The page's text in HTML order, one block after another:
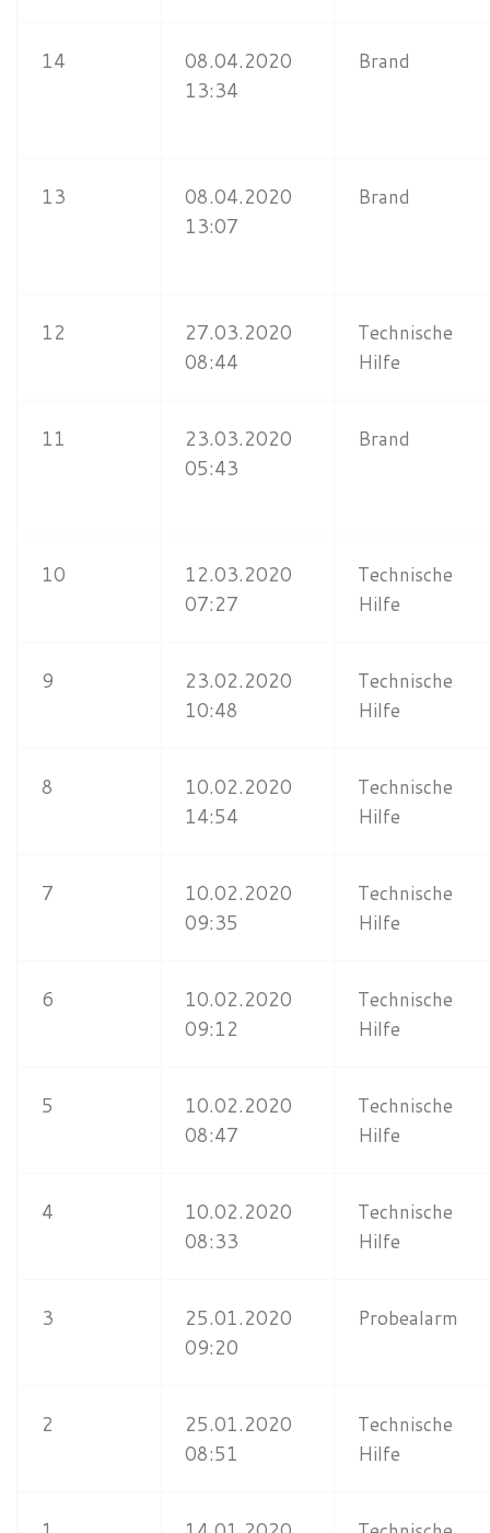
14
08.04.2020
13:34
Brand
13
08.04.2020
13:07
Brand
12
27.03.2020
08:44
Technische
Hilfe
11
23.03.2020
05:43
Brand
10
12.03.2020
07:27
Technische
Hilfe
9
23.02.2020
10:48
Technische
Hilfe
8
10.02.2020
14:54
Technische
Hilfe
7
10.02.2020
09:35
Technische
Hilfe
6
10.02.2020
09:12
Technische
Hilfe
5
10.02.2020
08:47
Technische
Hilfe
4
10.02.2020
08:33
Technische
Hilfe
3
25.01.2020
09:20
Probealarm
2
25.01.2020
08:51
Technische
Hilfe